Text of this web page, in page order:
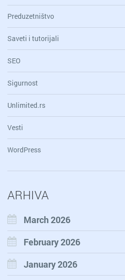
Preduzetništvo
Saveti i tutorijali
SEO
Sigurnost
Unlimited.rs
Vesti
WordPress
ARHIVA
March 2026
February 2026
January 2026